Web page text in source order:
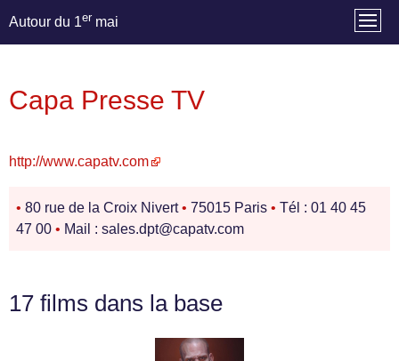
Autour du 1er mai
Capa Presse TV
http://www.capatv.com
• 80 rue de la Croix Nivert• 75015 Paris • Tél : 01 40 45
47 00 • Mail : sales.dpt@capatv.com
17 films dans la base